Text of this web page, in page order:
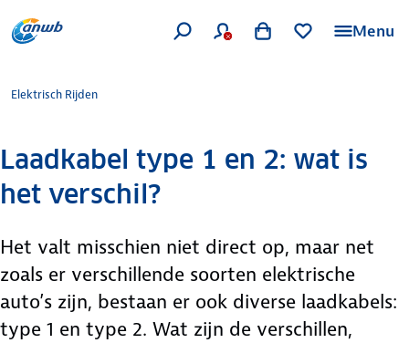
Menu
Elektrisch Rijden
Laadkabel type 1 en 2: wat is
het verschil?
Het valt misschien niet direct op, maar net
zoals er verschillende soorten elektrische
auto’s zijn, bestaan er ook diverse laadkabels:
type 1 en type 2. Wat zijn de verschillen,